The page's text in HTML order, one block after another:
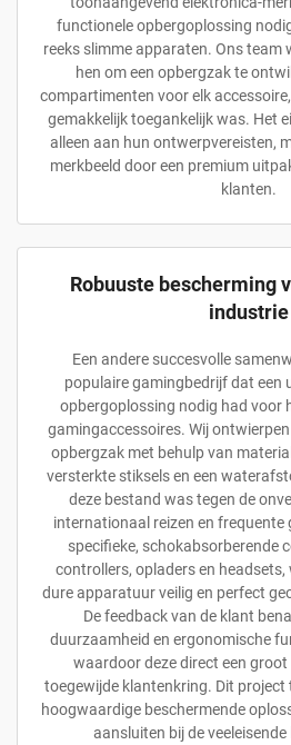
functionele opbergoplossing
reeks slimme apparaten. Ons team
hen om een opbergzak te
compartimenten voor elk
gemakkelijk toegankelijk was. Het
alleen aan hun ontwerpvereisten,
merkbeeld door een premium
klanten.
Robuuste bescherming
industrie
Een andere succesvolle
populaire gamingbedrijf dat een
opbergoplossing nodig had voor
gamingaccessoires. Wij
opbergzak met behulp van
versterkte stiksels en een
deze bestand was tegen de
internationaal reizen en frequente
specifieke, schokabsorberende
controllers, opladers en
dure apparatuur veilig en perfect
De feedback van de klant
duurzaamheid en ergonomische
waardoor deze direct een
toegewijde klantenkring. Dit
hoogwaardige beschermende
aansluiten bij de